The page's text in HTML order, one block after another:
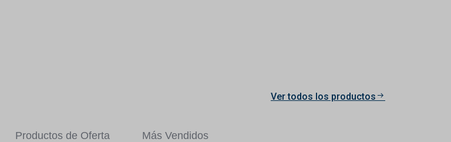
Ver todos los productos
Productos de Oferta Más Vendidos